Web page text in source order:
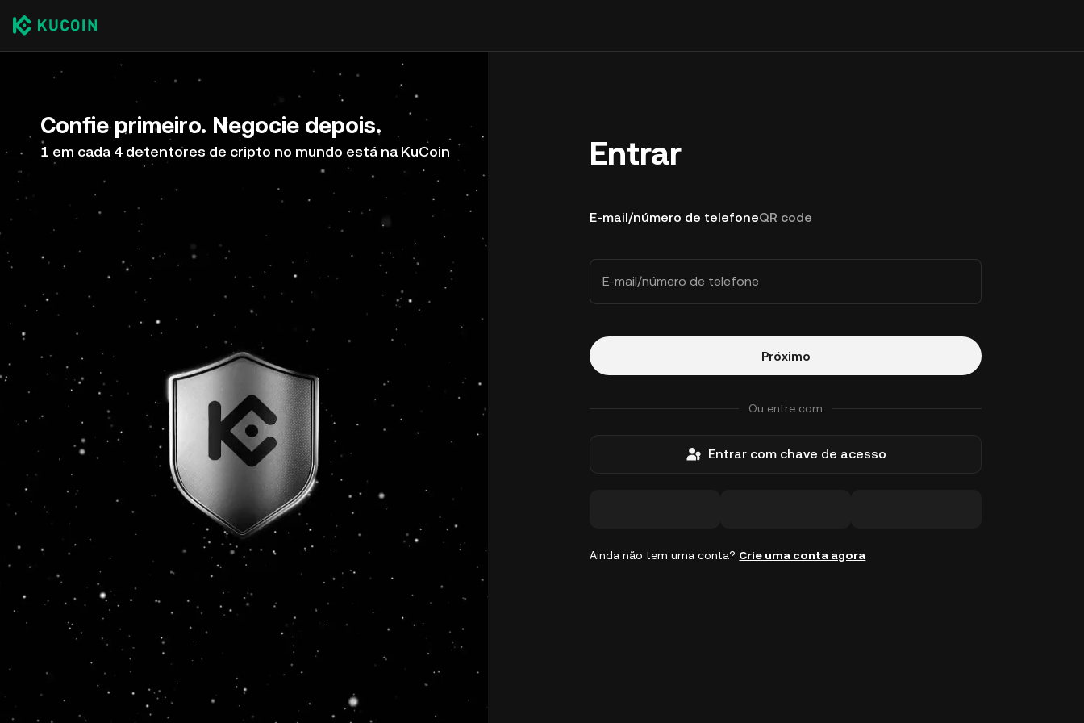
Confie primeiro. Negocie depois.
1 em cada 4 detentores de cripto no mundo está na KuCoin Entrar
E-mail/número de telefoneQR code
E-mail/número de telefone
Próximo
Ou entre com
Entrar com chave de acesso
Ainda não tem uma conta? Crie uma conta agora